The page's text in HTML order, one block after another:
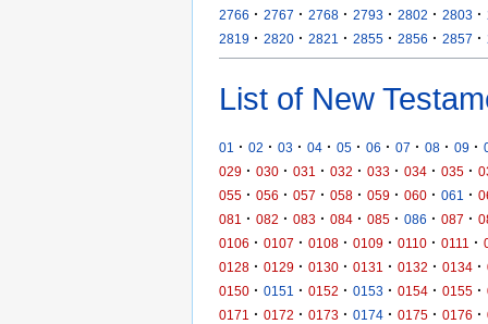
2766 · 2767 · 2768 · 2793 · 2802 · 2803 ·
2819 · 2820 · 2821 · 2855 · 2856 · 2857 ·
List of New
01 · 02 · 03 · 04 · 05 · 06 · 07 · 08 · 09 ·
029 · 030 · 031 · 032 · 033 · 034 · 035 ·
055 · 056 · 057 · 058 · 059 · 060 · 061 ·
081
· 082 · 083 · 084 · 085 · 086 · 087 ·
0106 · 0107 · 0108 · 0109 · 0110 · 0111 ·
0128 · 0129 · 0130 · 0131 · 0132 · 0134 ·
0150 · 0151 · 0152 · 0153 · 0154 · 0155 ·
0171
· 0172 · 0173 · 0174 · 0175 · 0176 ·